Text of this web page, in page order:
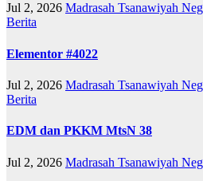
Jul 2, 2026 Madrasah Tsanawiyah
Berita
Elementor #4022
Jul 2, 2026 Madrasah Tsanawiyah
Berita
EDM dan PKKM MtsN 38
Jul 2, 2026 Madrasah Tsanawiyah